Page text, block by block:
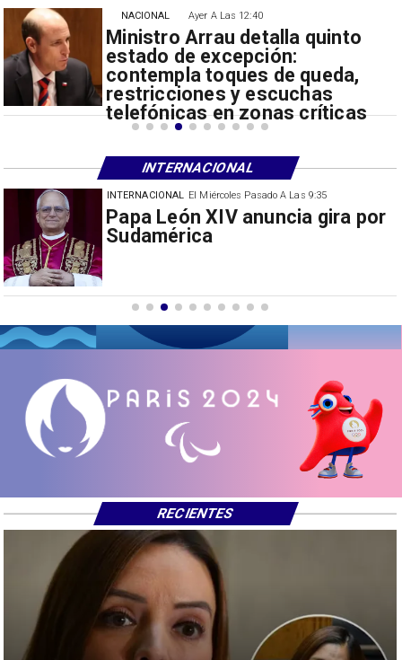
El Miércoles Pasado A Las 9:35
China restringe exportación de
drones a EEUU y sanciona
INTERNACIONAL
Ayer A Las 12:40
Ministro Arrau detalla quinto
estado de excepción:
contempla toques de queda,
restricciones y escuchas
telefónicas en zonas críticas
NACIONAL
INTERNACIONAL
RECIENTES